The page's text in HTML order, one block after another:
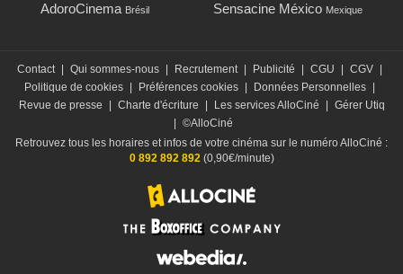
AdoroCinema Brésil Sensacine México Mexique
Contact Qui sommes-nous Recrutement Publicité CGU CGV
Politique de cookies
Préférences cookies Données Personnelles
Revue de presse
Charte d'écriture Les services AlloCiné
Gérer Utiq
©AlloCiné
Retrouvez tous les horaires et infos de votre cinéma sur le numéro AlloCiné :
0 892 892 892(0,90€/minute)